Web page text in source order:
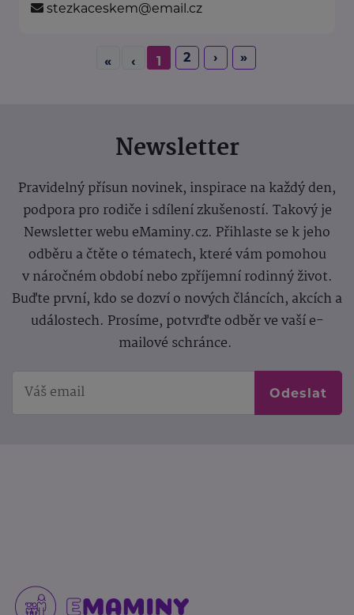
stezkaceskem@email.cz
« ‹ 1 2 › »
Newsletter
Pravidelný přísun novinek, inspirace na každý den,
podpora pro rodiče i sdílení zkušeností. Takový je
Newsletter webu eMaminy.cz. Přihlaste se k jeho
odběru a čtěte o tématech, které vám pomohou
v náročném období nebo zpříjemní rodinný život.
Buďte první, kdo se dozví o nových článcích, akcích a
událostech. Prosíme, potvrďte odběr ve vaší e-
mailové schránce.
Odeslat